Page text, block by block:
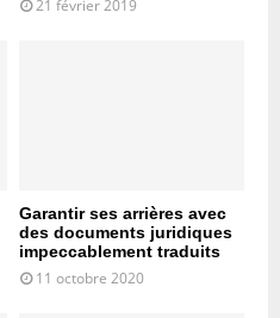
21 février 2019
Garantir ses arrières avec
des documents juridiques
impeccablement traduits
11 octobre 2020